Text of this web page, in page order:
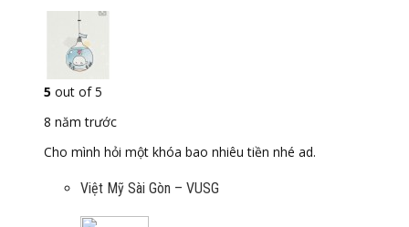
5 out of 5
8 năm trước
Cho mình hỏi một khóa bao nhiêu tiền nhé ad.
Việt Mỹ Sài Gòn – VUSG